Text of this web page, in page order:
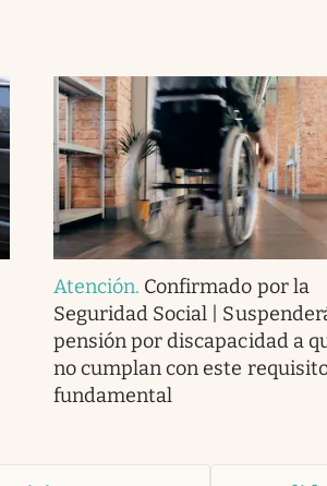
Atención. Confirmado por la
Seguridad Social |
pensión por discapacidad a
no cumplan con este
fundamental